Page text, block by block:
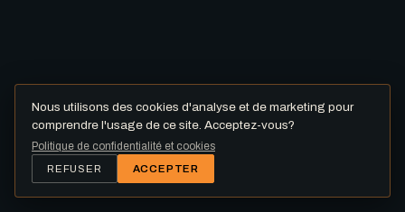
Nous utilisons des cookies d'analyse et de marketing pour
comprendre l'usage de ce site. Acceptez-vous?
Politique de confidentialité et cookies
REFUSER ACCEPTER